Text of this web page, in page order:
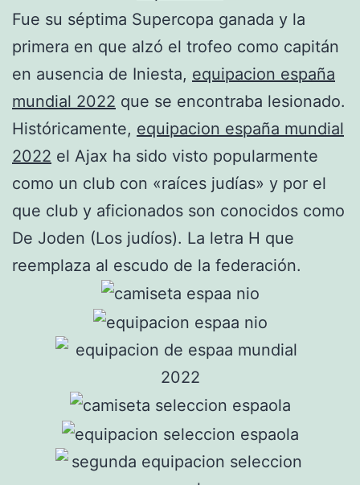
Fue su séptima Supercopa ganada y la
primera en que alzó el trofeo como capitán
en ausencia de Iniesta, equipacion españa
mundial 2022 que se encontraba lesionado.
Históricamente, equipacion españa mundial
2022 el Ajax ha sido visto popularmente
como un club con «raíces judías» y por el
que club y aficionados son conocidos como
De Joden (Los judíos). La letra H que
reemplaza al escudo de la federación.